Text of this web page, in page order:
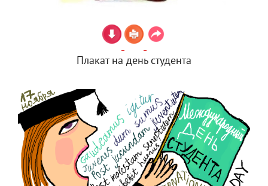
Плакат на день студента